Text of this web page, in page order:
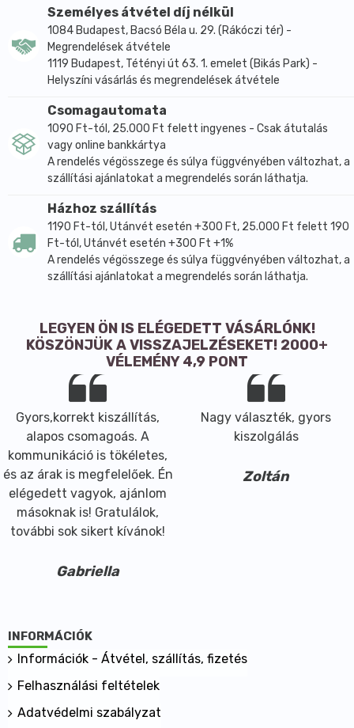
Személyes átvétel díj nélkül
1084 Budapest, Bacsó Béla u. 29. (Rákóczi tér) -
Megrendelések átvétele
1119 Budapest, Tétényi út 63. 1. emelet (Bikás Park) -
Helyszíni vásárlás és megrendelések átvétele
Csomagautomata
1090 Ft-tól, 25.000 Ft felett ingyenes - Csak átutalás
vagy online bankkártya
A rendelés végösszege és súlya függvényében változhat, a
szállítási ajánlatokat a megrendelés során láthatja.
Házhoz szállítás
1190 Ft-tól, Utánvét esetén +300 Ft, 25.000 Ft felett 190
Ft-tól, Utánvét esetén +300 Ft +1%
A rendelés végösszege és súlya függvényében változhat, a
szállítási ajánlatokat a megrendelés során láthatja.
LEGYEN ÖN IS ELÉGEDETT VÁSÁRLÓNK!
KÖSZÖNJÜK A VISSZAJELZÉSEKET! 2000+
VÉLEMÉNY 4,9 PONT
Gyors,korrekt kiszállítás,
alapos csomagoás. A
kommunikáció is tökéletes,
és az árak is megfelelőek. Én
elégedett vagyok, ajánlom
másoknak is! Gratulálok,
további sok sikert kívánok!
Gabriella
Nagy választék, gyors
kiszolgálás
Zoltán
INFORMÁCIÓK
Információk - Átvétel, szállítás, fizetés
Felhasználási feltételek
Adatvédelmi szabályzat